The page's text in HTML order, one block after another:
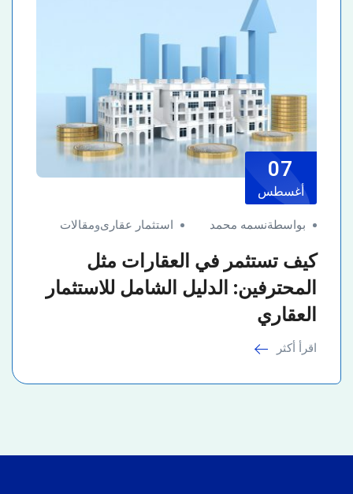
07
أغسطس
بواسطةنسمه محمد استثمار عقارىومقالات
كيف تستثمر في العقارات مثل
المحترفين: الدليل الشامل للاستثمار
العقاري
اقرأ أكثر